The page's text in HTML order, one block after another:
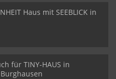
Haus mit SEEBLICK in
für TINY-HAUS in